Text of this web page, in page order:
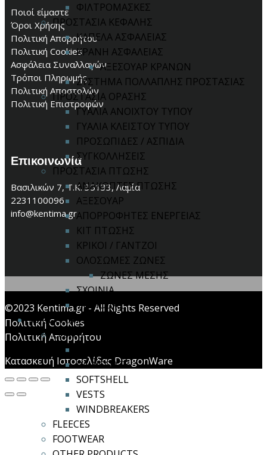
ΦΙΛΤΡΟΜΑΣΚΕΣ
ΠΡΟΣΤΑΣΙΑ ΚΕΦΑΛΗΣ
ΚΑΠΕΛΑ ΑΣΦΑΛΕΙΑΣ
ΚΡΑΝΗ ΑΣΦΑΛΕΙΑΣ
ΑΞΕΣΟΥΑΡ ΚΡΑΝΩΝ
ΣΥΣΤΗΜΑ ΠΟΛΛΑΠΛΗΣ ΠΡΟΣΤΑΣΙΑΣ
ΠΡΟΣΤΑΣΙΑ ΟΡΑΣΗΣ
ΓΥΑΛΙΑ ΑΝΟΙΧΤΟΥ ΤΥΠΟΥ
ΓΥΑΛΙΑ ΚΛΕΙΣΤΟΥ ΤΥΠΟΥ
ΠΡΟΣΩΠΙΔΕΣ / ΑΣΠΙΔΙΑ
ΣΥΓΚΟΛΛΗΣΕΙΣ
ΠΡΟΣΤΑΣΙΑ ΠΤΩΣΗΣ
ΑΝΑΚΟΠΤΕΣ ΠΤΩΣΗΣ
ΑΞΕΣΟΥΑΡ
ΑΠΟΡΡΟΦΗΤΕΣ ΕΝΕΡΓΕΙΑΣ
ΚΙΤ ΠΤΩΣΗΣ
ΚΡΙΚΟΙ / ΓΑΝΤΖΟΙ
ΟΛΟΣΩΜΕΣ ΖΩΝΕΣ
ΖΩΝΕΣ ΜΕΣΗΣ
ΣΧΟΙΝΙΑ
ΤΡΙΠΟΔΑΣ
ROLY CASUAL & SPORT
COATS
RAINCOATS
SOFTSHELL
VESTS
WINDBREAKERS
FLEECES
FOOTWEAR
Ποιοί είμαστε
Όροι Χρήσης
Πολιτική Απορρήτου
Πολιτική Cookies
Ασφάλεια Συναλλαγών
Τρόποι Πληρωμής
Πολιτική Αποστολών
Πολιτική Επιστροφών
Επικοινωνία
Βασιλικών 7, Τ.Κ. 35133, Λαμία
2231100096
info@kentima.gr
©2023 Kentima.gr - All Rights Reserved
Πολιτική Cookies
Πολιτική Απορρήτου
Κατασκευή Ιστοσελίδας DragonWare